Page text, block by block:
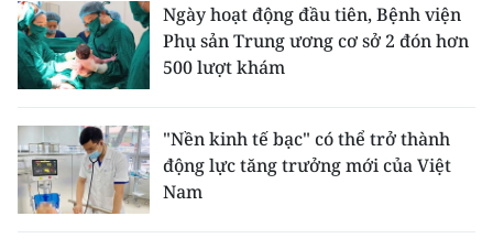
Ngày hoạt động đầu tiên, Bệnh viện
Phụ sản Trung ương cơ sở 2 đón hơn
500 lượt khám
"Nền kinh tế bạc" có thể trở thành
động lực tăng trưởng mới của Việt
Nam